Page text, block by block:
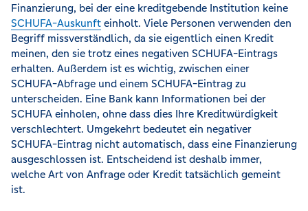
Finanzierung, bei der eine kreditgebende Institution keine
SCHUFA-Auskunft einholt. Viele Personen verwenden den
Begriff missverständlich, da sie eigentlich einen Kredit
meinen, den sie trotz eines negativen SCHUFA-Eintrags
erhalten. Außerdem ist es wichtig, zwischen einer
SCHUFA-Abfrage und einem SCHUFA-Eintrag zu
unterscheiden. Eine Bank kann Informationen bei der
SCHUFA einholen, ohne dass dies Ihre Kreditwürdigkeit
verschlechtert. Umgekehrt bedeutet ein negativer
SCHUFA-Eintrag nicht automatisch, dass eine Finanzierung
ausgeschlossen ist. Entscheidend ist deshalb immer,
welche Art von Anfrage oder Kredit tatsächlich gemeint
ist.